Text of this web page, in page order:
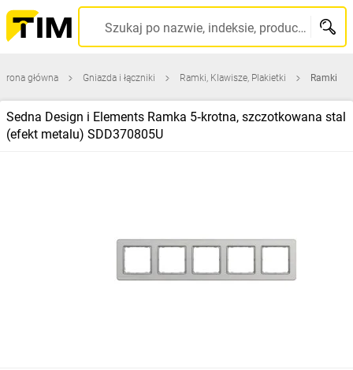
Szukaj po nazwie, indeksie, producencie, kodzie kreskowym...
główna Gniazda i łączniki Ramki, Klawisze, Plakietki Ramki
Sedna Design i Elements Ramka 5‑krotna, szczotkowana stal
(efekt metalu) SDD370805U